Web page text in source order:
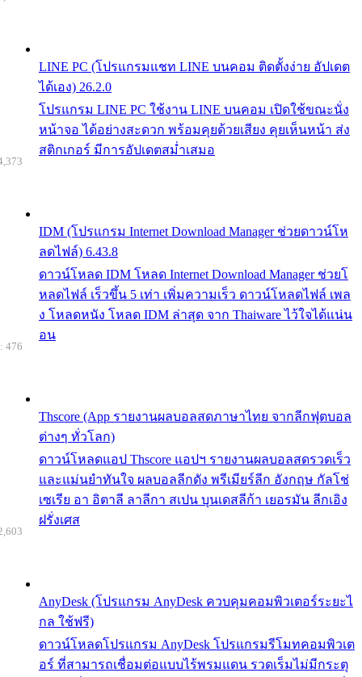
LINE PC (โปรแกรมแชท LINE บนคอม ติดตั้งง่าย อัปเดต
ได้เอง) 26.2.0
โปรแกรม LINE PC ใช้งาน LINE บนคอม เปิดใช้ขณะนั่ง
หน้าจอ ได้อย่างสะดวก พร้อมคุยด้วยเสียง คุยเห็นหน้า ส่ง
สติกเกอร์ มีการอัปเดตสม่ำเสมอ
IDM (โปรแกรม Internet Download Manager ช่วยดาวน์โห
ลดไฟล์) 6.43.8
ดาวน์โหลด IDM โหลด Internet Download Manager ช่วยโ
หลดไฟล์ เร็วขึ้น 5 เท่า เพิ่มความเร็ว ดาวน์โหลดไฟล์ เพล
ง โหลดหนัง โหลด IDM ล่าสุด จาก Thaiware ไว้ใจได้แน่น
อน
Thscore (App รายงานผลบอลสดภาษาไทย จากลีกฟุตบอล
ต่างๆ ทั่วโลก)
ดาวน์โหลดแอป Thscore แอปฯ รายงานผลบอลสดรวดเร็ว
และแม่นยำทันใจ ผลบอลลีกดัง พรีเมียร์ลีก อังกฤษ กัลโช่
เซเรีย อา อิตาลี ลาลีกา สเปน บุนเดสลีก้า เยอรมัน ลีกเอิง
ฝรั่งเศส
476
AnyDesk (โปรแกรม AnyDesk ควบคุมคอมพิวเตอร์ระยะไ
กล ใช้ฟรี)
ดาวน์โหลดโปรแกรม AnyDesk โปรแกรมรีโมทคอมพิวเต
อร์ ที่สามารถเชื่อมต่อแบบไร้พรมแดน รวดเร็มไม่มีกระตุ